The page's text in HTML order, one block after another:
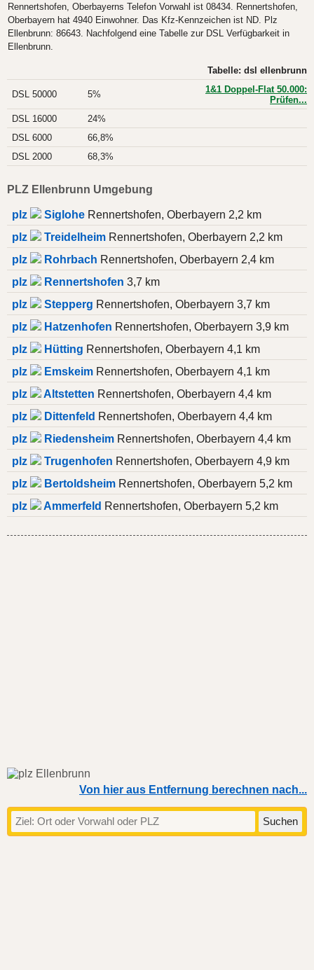
Rennertshofen, Oberbayerns Telefon Vorwahl ist 08434. Rennertshofen,
Oberbayern hat 4940 Einwohner. Das Kfz-Kennzeichen ist ND. Plz
Ellenbrunn: 86643. Nachfolgend eine Tabelle zur DSL Verfügbarkeit in
Ellenbrunn.
Tabelle: dsl ellenbrunn
DSL 50000 5%
1&1 Doppel-Flat 50.000:
Prüfen...
DSL 16000
24%
DSL 6000
66,8%
DSL 2000
68,3%
PLZ Ellenbrunn Umgebung
plz Siglohe Rennertshofen, Oberbayern 2,2 km
plz
Treidelheim Rennertshofen, Oberbayern 2,2 km
plz
Rohrbach Rennertshofen, Oberbayern 2,4 km
plz
Rennertshofen 3,7 km
plz
Stepperg Rennertshofen, Oberbayern 3,7 km
plz
Hatzenhofen Rennertshofen, Oberbayern 3,9 km
plz
Hütting Rennertshofen, Oberbayern 4,1 km
plz
Emskeim Rennertshofen, Oberbayern 4,1 km
plz
Altstetten Rennertshofen, Oberbayern 4,4 km
plz
Dittenfeld Rennertshofen, Oberbayern 4,4 km
plz
Riedensheim Rennertshofen, Oberbayern 4,4 km
plz
Trugenhofen Rennertshofen, Oberbayern 4,9 km
plz
Bertoldsheim Rennertshofen, Oberbayern 5,2 km
plz
Ammerfeld Rennertshofen, Oberbayern 5,2 km
Von hier aus Entfernung berechnen nach...